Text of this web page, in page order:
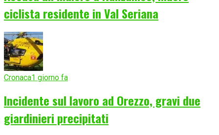
ciclista residente in Val Seriana
Cronaca1 giorno fa
Incidente sul lavoro ad Orezzo, gravi due
giardinieri precipitati